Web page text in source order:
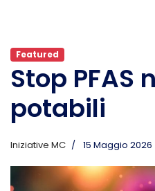
Featured
Stop PFAS
potabili
Iniziative MC 15 Maggio 2026